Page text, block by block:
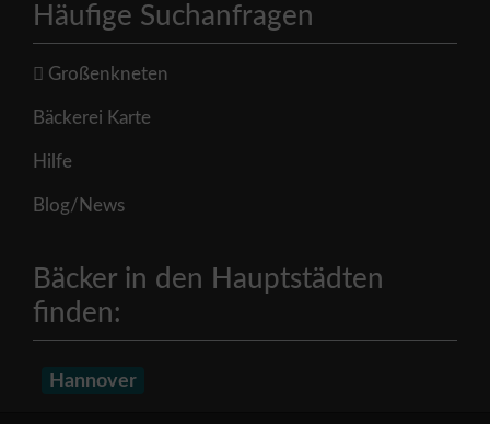
Häufige Suchanfragen
Großenkneten
Bäckerei Karte
Hilfe
Blog/News
Bäcker in den Hauptstädten
finden:
Hannover